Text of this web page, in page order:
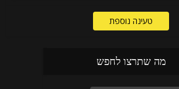
טעינה נוספת
מה שתרצו לחפש